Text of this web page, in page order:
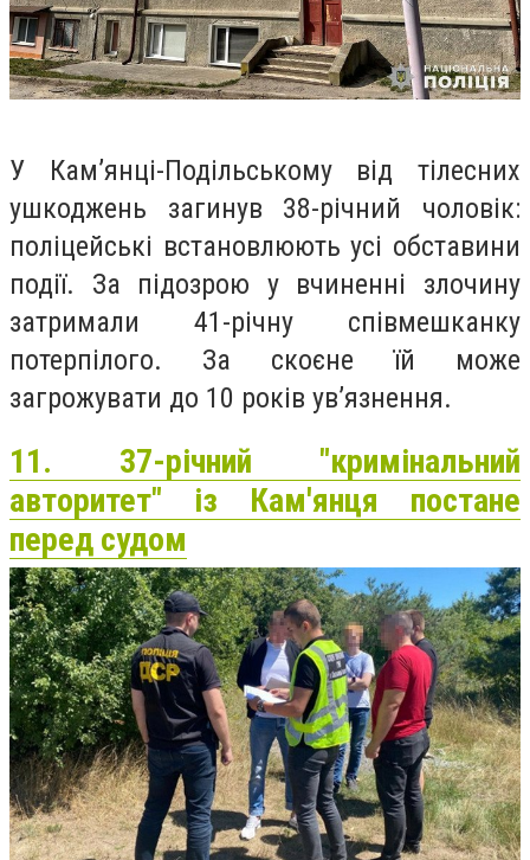
У Кам’янці-Подільському від тілесних
ушкоджень загинув 38-річний чоловік:
поліцейські встановлюють усі обставини
події. За підозрою у вчиненні злочину
затримали 41-річну співмешканку
потерпілого. За скоєне їй може
загрожувати до 10 років ув’язнення.
11. 37-річний "кримінальний
авторитет" із Кам'янця постане
перед судом